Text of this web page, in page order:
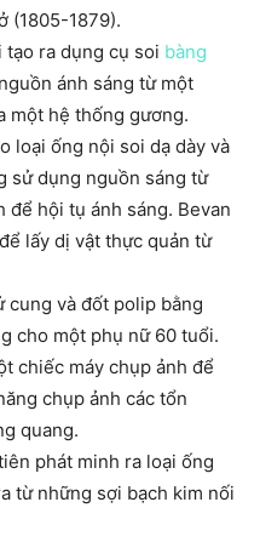
(1805-1879).
tạo ra dụng cụ soi bàng
ánh sáng từ một
một hệ thống gương.
loại ống nội soi dạ dày và
sử dụng nguồn sáng từ
để hội tụ ánh sáng. Bevan
lấy dị vật thực quản từ
cung và đốt polip bằng
cho một phụ nữ 60 tuổi.
chiếc máy chụp ảnh để
chụp ảnh các tổn
quang.
phát minh ra loại ống
từ những sợi bạch kim nối